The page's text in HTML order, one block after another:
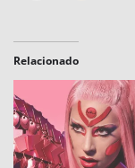
Relacionado